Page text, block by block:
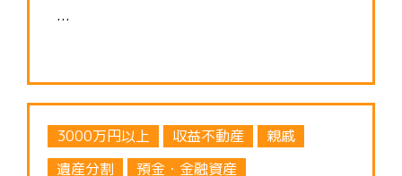
...
3000万円以上 収益不動産
親戚
遺産分割
預金・金融資産